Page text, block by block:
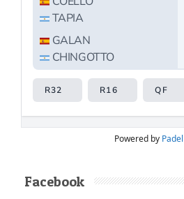
Powered by
Facebook